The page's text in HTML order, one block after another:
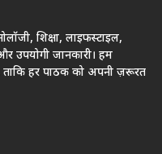
शिक्षा, लाइफस्टाइल,
उपयोगी जानकारी। हम
हर पाठक को अपनी ज़रूरत